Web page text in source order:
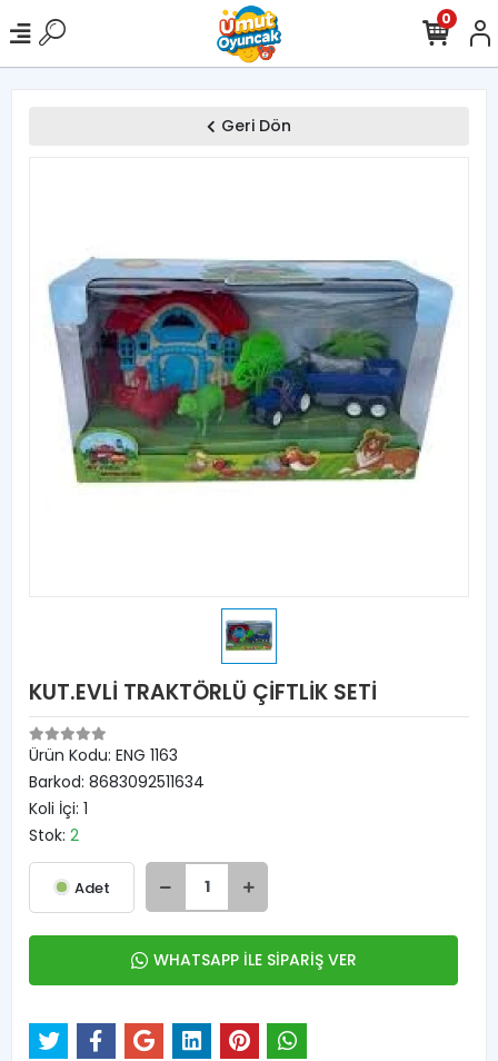
0
Geri Dön
KUT.EVLİ TRAKTÖRLÜ ÇİFTLİK SETİ
Ürün Kodu: ENG 1163
Barkod: 8683092511634
Koli İçi: 1
Stok: 2
Adet
WHATSAPP İLE SİPARİŞ VER